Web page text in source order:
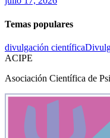
Temas populares
divulgación científica
ACIPE
Asociación Científica de